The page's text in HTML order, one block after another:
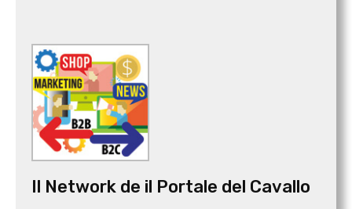
Il Network de il Portale del Cavallo